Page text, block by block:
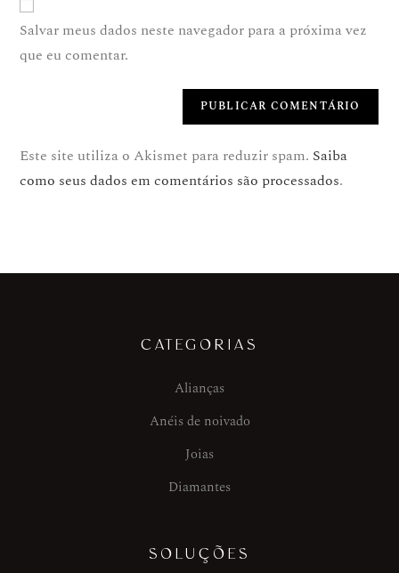
Salvar meus dados neste navegador para a próxima vez
que eu comentar.
Este site utiliza o Akismet para reduzir spam. Saiba
como seus dados em comentários são processados.
CATEGORIAS
Alianças
Anéis de noivado
Joias
Diamantes
SOLUÇÕES